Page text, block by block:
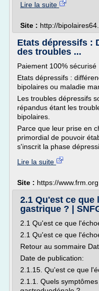
Lire la suite
Site : http://
Etats dépressifs :
des troubles ...
Paiement 100% sécurisé
Etats dépressifs :
bipolaires ou maladie
Les troubles dépressifs
répandus étant les
bipolaires.
Parce que leur prise en
primordial de pouvoir
s'inscrit la phase
Lire la suite
Site : https://www.frm.org
2.1 Qu'est ce
gastrique ? |
2.1 Qu'est ce que
2.1 Qu'est ce que
Retour au sommaire
Date de publication:
2.1.15. Qu'est ce que
2.1.1. Quels